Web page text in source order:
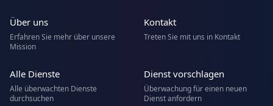
Über uns
Erfahren Sie mehr über unsere
Mission
Kontakt
Treten Sie mit uns in Kontakt
Alle Dienste
Alle überwachten Dienste
durchsuchen
Dienst vorschlagen
Überwachung für einen neuen
Dienst anfordern